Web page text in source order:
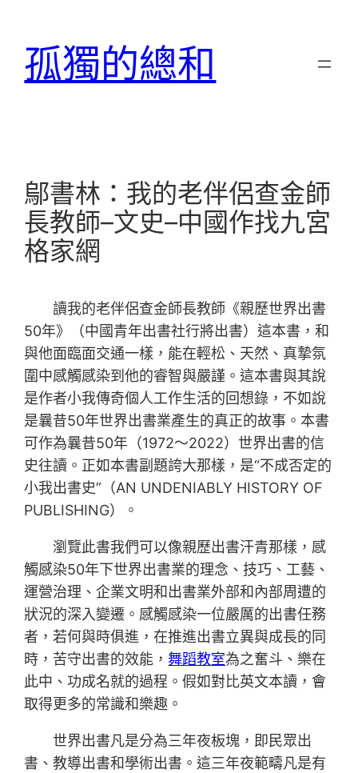
孤獨的總和
鄔書林：我的老伴侶查金師
長教師–文史–中國作找九宮
格家網
讀我的老伴侶查金師長教師《親歷世界出書
50年》（中國青年出書社行將出書）這本書，和
與他面臨面交通一樣，能在輕松、天然、真摯氛
圍中感觸感染到他的睿智與嚴謹。這本書與其說
是作者小我傳奇個人工作生活的回想錄，不如說
是曩昔50年世界出書業產生的真正的故事。本書
可作為曩昔50年（1972～2022）世界出書的信
史往讀。正如本書副題誇大那樣，是“不成否定的
小我出書史”（AN UNDENIABLY HISTORY OF
PUBLISHING）。
瀏覽此書我們可以像親歷出書汗青那樣，感
觸感染50年下世界出書業的理念、技巧、工藝、
運營治理、企業文明和出書業外部和內部周遭的
狀況的深入變遷。感觸感染一位嚴厲的出書任務
者，若何與時俱進，在推進出書立異與成長的同
時，苦守出書的效能， 舞蹈教室為之奮斗、樂在
此中、功成名就的過程。假如對比英文本讀，會
取得更多的常識和樂趣。
世界出書凡是分為三年夜板塊，即民眾出
書、教導出書和學術出書。這三年夜範疇凡是有